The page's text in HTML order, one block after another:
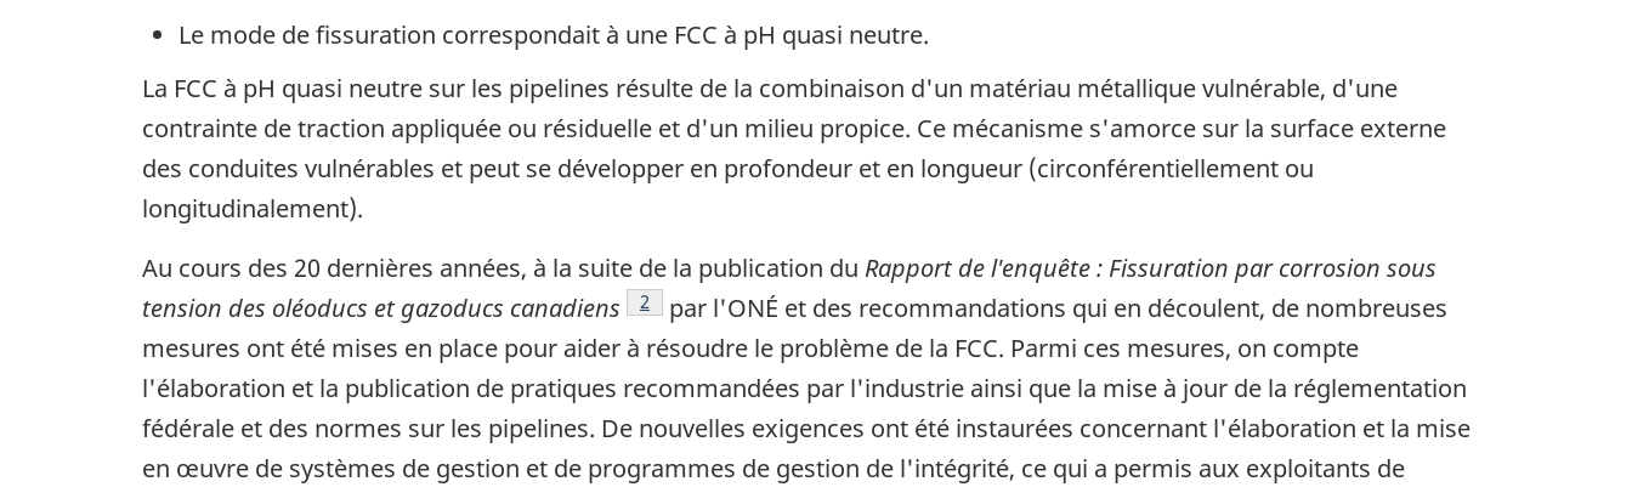
Le mode de fissuration correspondait à une FCC à pH quasi neutre.
La FCC à pH quasi neutre sur les pipelines résulte de la combinaison d'un matériau métallique vulnérable, d'une
contrainte de traction appliquée ou résiduelle et d'un milieu propice. Ce mécanisme s'amorce sur la surface externe
des conduites vulnérables et peut se développer en profondeur et en longueur (circonférentiellement ou
longitudinalement).
Au cours des 20 dernières années, à la suite de la publication du Rapport de l'enquête : Fissuration par corrosion sous
tension des oléoducs et gazoducs canadiens
Note de bas de page
2
par l'ONÉ et des recommandations qui en découlent, de nombreuses
mesures ont été mises en place pour aider à résoudre le problème de la FCC. Parmi ces mesures, on compte
l'élaboration et la publication de pratiques recommandées par l'industrie ainsi que la mise à jour de la réglementation
fédérale et des normes sur les pipelines. De nouvelles exigences ont été instaurées concernant l'élaboration et la mise
en œuvre de systèmes de gestion et de programmes de gestion de l'intégrité, ce qui a permis aux exploitants de